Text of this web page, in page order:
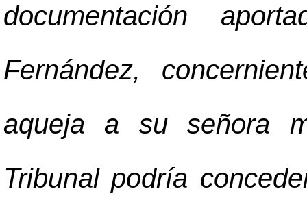
documentación
Fernández,
aqueja a su señora
Tribunal podría